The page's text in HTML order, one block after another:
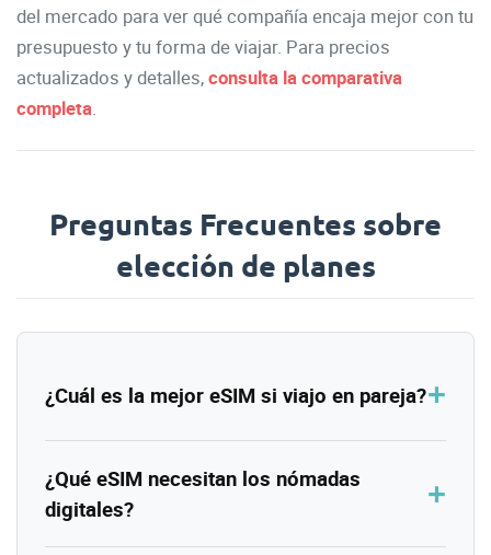
del mercado para ver qué compañía encaja mejor con tu
presupuesto y tu forma de viajar. Para precios
actualizados y detalles,consulta la comparativa
completa.
Preguntas Frecuentes sobre
elección de planes
¿Cuál es la mejor eSIM si viajo en pareja?
¿Qué eSIM necesitan los nómadas
digitales?